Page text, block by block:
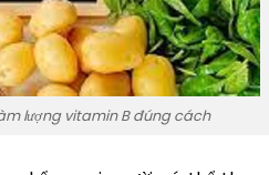
lượng vitamin B đúng cách